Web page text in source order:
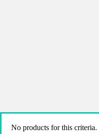
No products for this criteria.